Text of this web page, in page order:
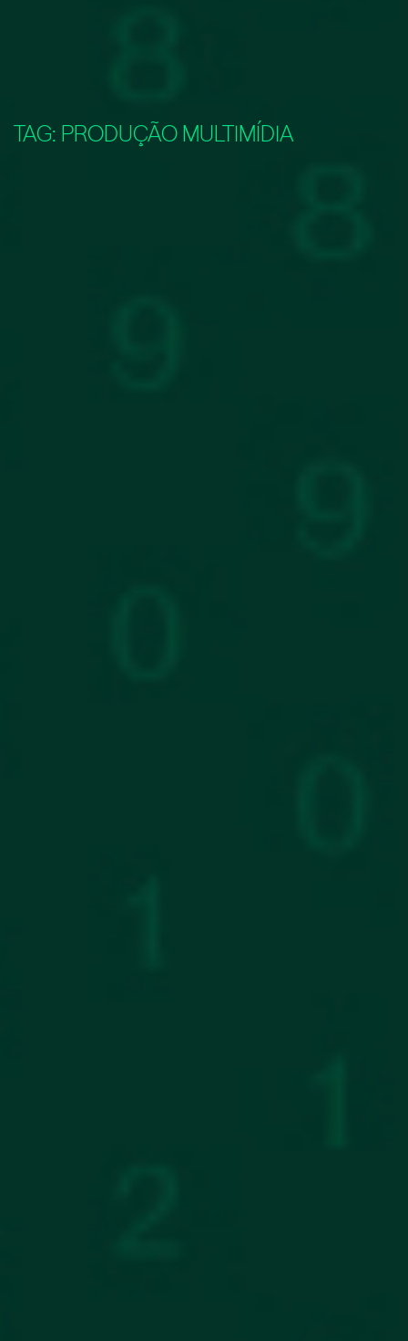
TAG: PRODUÇÃO MULTIMÍDIA